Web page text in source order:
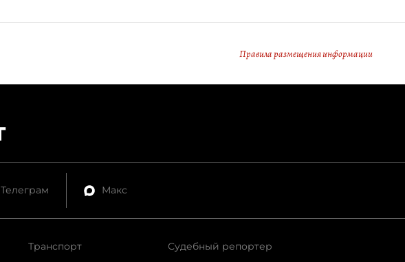
Правила размещения информации
Телеграм Макс
Транспорт
Судебный репортер